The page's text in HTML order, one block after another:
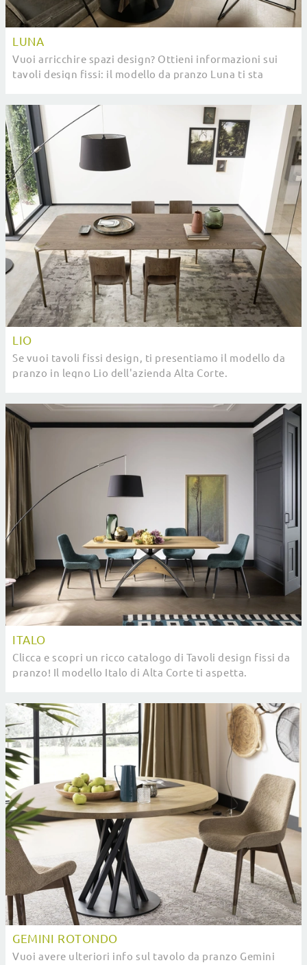
LUNA
Vuoi arricchire spazi design? Ottieni informazioni sui
tavoli design fissi: il modello da pranzo Luna ti sta
LIO
Se vuoi tavoli fissi design, ti presentiamo il modello da
pranzo in legno Lio dell'azienda Alta Corte.
ITALO
Clicca e scopri un ricco catalogo di Tavoli design fissi da
pranzo! Il modello Italo di Alta Corte ti aspetta.
GEMINI ROTONDO
Vuoi avere ulteriori info sul tavolo da pranzo Gemini